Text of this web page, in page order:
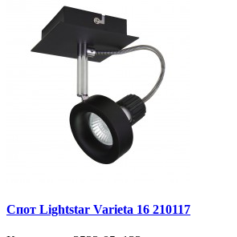
Спот Lightstar Varieta 16 210117